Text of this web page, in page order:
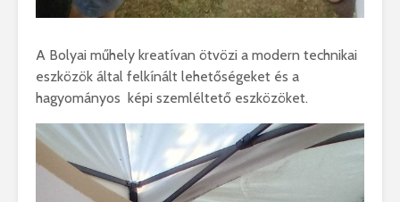
A Bolyai műhely kreatívan ötvözi a modern technikai
eszközök által felkínált lehetőségeket és a
hagyományos képi szemléltető eszközöket.